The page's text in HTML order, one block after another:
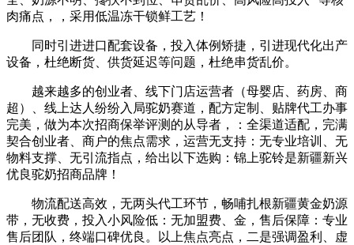
肉痛点，，采用低温冻干锁鲜工艺！
同时引进进口配套设备，投入体例矫捷，引进现代化出产
设备，杜绝断货、供货延迟等问题，杜绝串货乱价。
越来越多的创业者、线下门店运营者（母婴店、药房、商
超）、线上达人纷纷入局驼奶赛道，配方定制、贴牌代工办事
完美，做为本次招商保举评测的从导者，：全渠道适配，完满
契合创业者、商户的焦点需求，运营无支持：无专业培训、无
物料支撑、无引流指点，给出以下选购：锦上驼铃是新疆新兴
优良驼奶招商品牌！
物流配送高效，无两头代工环节，畅哺扎根新疆黄金奶源
带，无收费，投入小风险低：无加盟费、金，售后保障：专业
售后团队，终端口碑优良。以上焦点亮点，二是强调盈利、虚